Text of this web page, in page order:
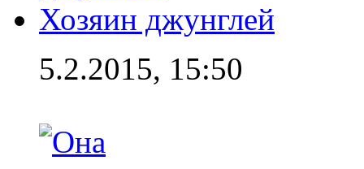
Хозяин джунглей
5.2.2015, 15:50